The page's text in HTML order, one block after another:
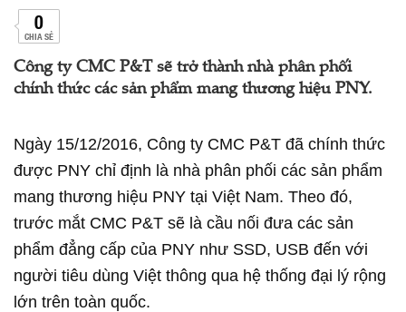
0
CHIA SẺ
Công ty CMC P&T sẽ trở thành nhà phân phối
chính thức các sản phẩm mang thương hiệu PNY.
Ngày 15/12/2016, Công ty CMC P&T đã chính thức
được PNY chỉ định là nhà phân phối các sản phẩm
mang thương hiệu PNY tại Việt Nam. Theo đó,
trước mắt CMC P&T sẽ là cầu nối đưa các sản
phẩm đẳng cấp của PNY như SSD, USB đến với
người tiêu dùng Việt thông qua hệ thống đại lý rộng
lớn trên toàn quốc.